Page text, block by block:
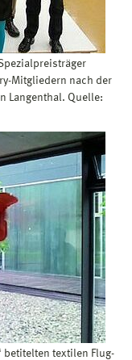
Mitgliedern nach der
Langenthal. Quelle:
betitelten textilen Flug-